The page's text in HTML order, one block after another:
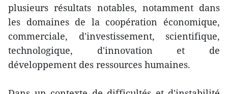
plusieurs résultats notables, notamment dans
les domaines de la coopération économique,
commerciale, d'investissement, scientifique,
technologique, d'innovation et de
développement des ressources humaines.